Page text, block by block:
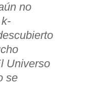
no
Universo
se